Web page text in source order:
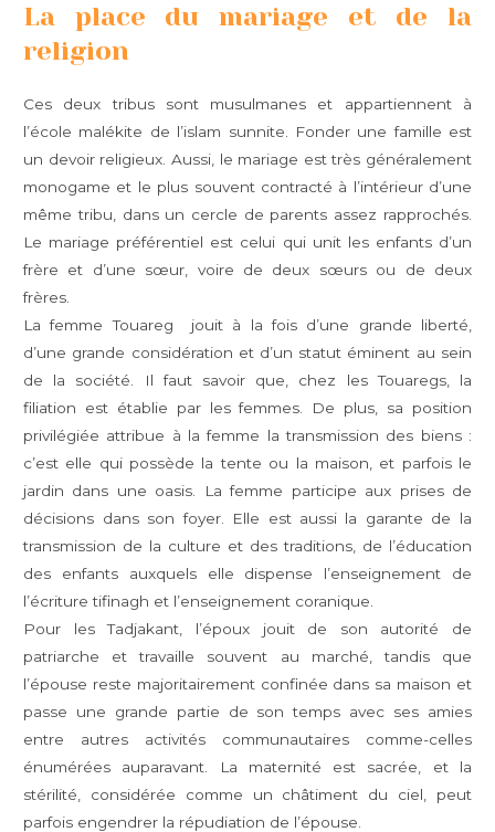
La place du mariage et de la
religion
Ces deux tribus sont musulmanes et appartiennent à
l’école malékite de l’islam sunnite. Fonder une famille est
un devoir religieux. Aussi, le mariage est très généralement
monogame et le plus souvent contracté à l’intérieur d’une
même tribu, dans un cercle de parents assez rapprochés.
Le mariage préférentiel est celui qui unit les enfants d’un
frère et d’une sœur, voire de deux sœurs ou de deux
frères.
La femme Touareg jouit à la fois d’une grande liberté,
d’une grande considération et d’un statut éminent au sein
de la société. Il faut savoir que, chez les Touaregs, la
filiation est établie par les femmes. De plus, sa position
privilégiée attribue à la femme la transmission des biens :
c’est elle qui possède la tente ou la maison, et parfois le
jardin dans une oasis. La femme participe aux prises de
décisions dans son foyer. Elle est aussi la garante de la
transmission de la culture et des traditions, de l’éducation
des enfants auxquels elle dispense l’enseignement de
l’écriture tifinagh et l’enseignement coranique.
Pour les Tadjakant, l’époux jouit de son autorité de
patriarche et travaille souvent au marché, tandis que
l’épouse reste majoritairement confinée dans sa maison et
passe une grande partie de son temps avec ses amies
entre autres activités communautaires comme-celles
énumérées auparavant. La maternité est sacrée, et la
stérilité, considérée comme un châtiment du ciel, peut
parfois engendrer la répudiation de l’épouse.